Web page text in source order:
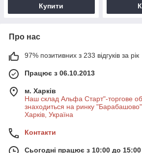
Купити
Про нас
97% позитивних з 233 відгуків за рік
Працює з 06.10.2013
м. Харків
Наш склад Альфа Старт"-торгове
знаходиться на ринку
Харків, Україна
Контакти
Сьогодні працює з 10:00 до 15:00